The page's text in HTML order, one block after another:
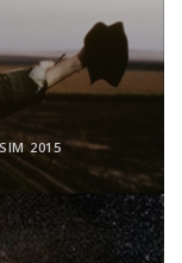
2015